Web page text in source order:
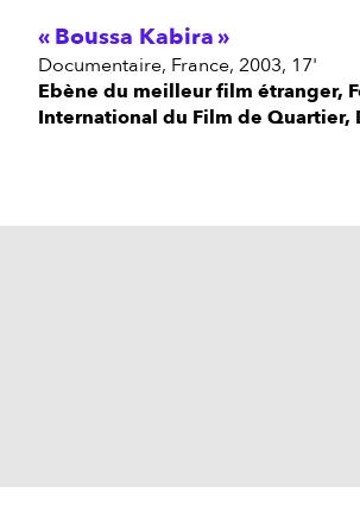
Boussa Kabira
documentaire, France, 2003, 17'
Ebène du meilleur film étranger,
International du Film de Quartier,